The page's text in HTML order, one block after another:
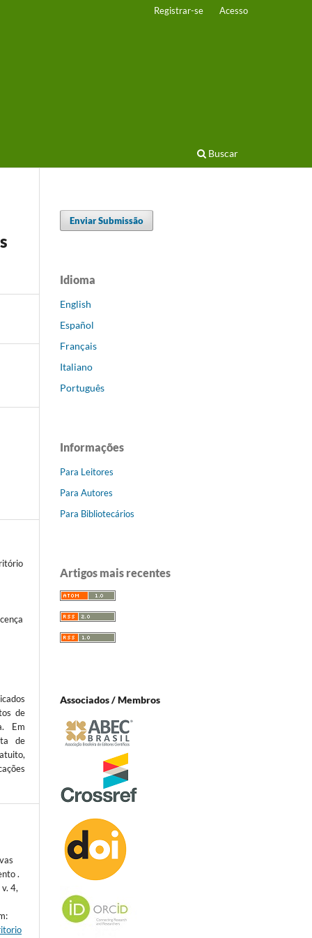
Buscar
Registrar-se Acesso
de
Em
de
.
4,
Enviar Submissão
Idioma
English
Español
Français
Italiano
Português
Informações
Para Leitores
Para Autores
Para Bibliotecários
Artigos mais recentes
Associados / Membros